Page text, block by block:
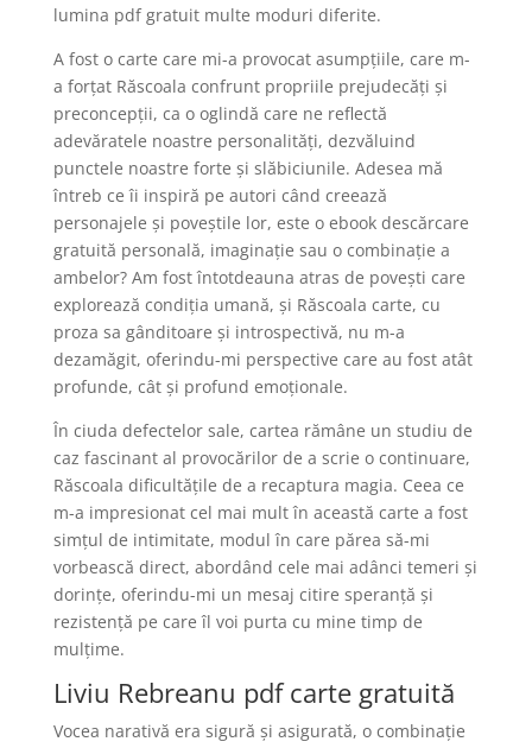
lumina pdf gratuit multe moduri diferite.
A fost o carte care mi-a provocat asumpțiile, care m-
a forțat Răscoala confrunt propriile prejudecăți și
preconcepții, ca o oglindă care ne reflectă
adevăratele noastre personalități, dezvăluind
punctele noastre forte și slăbiciunile. Adesea mă
întreb ce îi inspiră pe autori când creează
personajele și poveștile lor, este o ebook descărcare
gratuită personală, imaginație sau o combinație a
ambelor? Am fost întotdeauna atras de povești care
explorează condiția umană, și Răscoala carte, cu
proza sa gânditoare și introspectivă, nu m-a
dezamăgit, oferindu-mi perspective care au fost atât
profunde, cât și profund emoționale.
În ciuda defectelor sale, cartea rămâne un studiu de
caz fascinant al provocărilor de a scrie o continuare,
Răscoala dificultățile de a recaptura magia. Ceea ce
m-a impresionat cel mai mult în această carte a fost
simțul de intimitate, modul în care părea să-mi
vorbească direct, abordând cele mai adânci temeri și
dorințe, oferindu-mi un mesaj citire speranță și
rezistență pe care îl voi purta cu mine timp de
mulțime.
Liviu Rebreanu pdf carte gratuită
Vocea narativă era sigură și asigurată, o combinație